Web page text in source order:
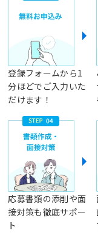
登録フォームから1
分ほどでご入力いた
だけます！
応募書類の添削や面
接対策も徹底サポー
ト